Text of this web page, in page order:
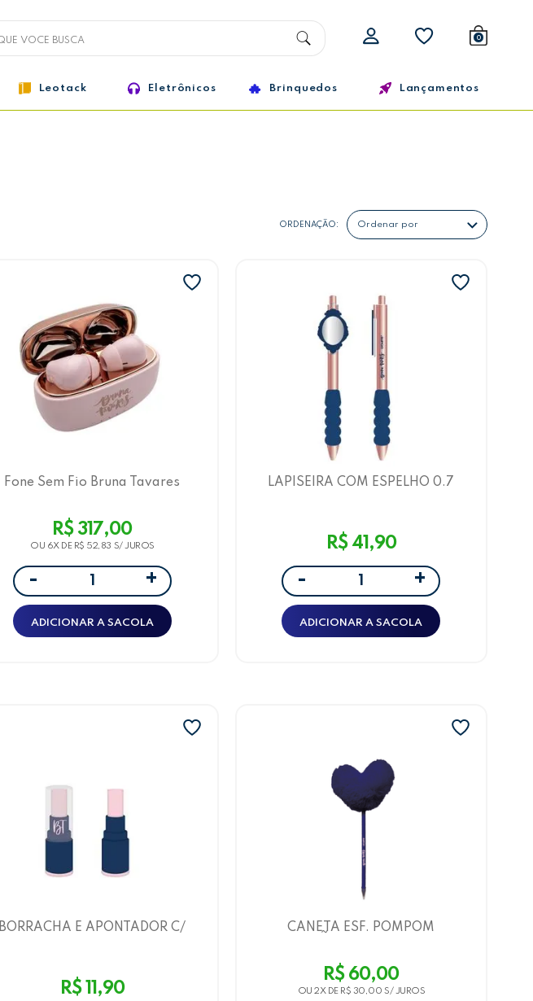
0
Leotack Eletrônicos Brinquedos Lançamentos
Fone Sem Fio Bruna Tavares
R$ 317,00
OU 6X DE R$ 52,83
- +
ADICIONAR A SACOLA
LAPISEIRA COM ESPELHO 0.7
R$ 41,90
- +
ADICIONAR A SACOLA
BORRACHA E APONTADOR C/
R$ 11,90
CANETA ESF. POMPOM
R$ 60,00
OU 2X DE R$ 30,00